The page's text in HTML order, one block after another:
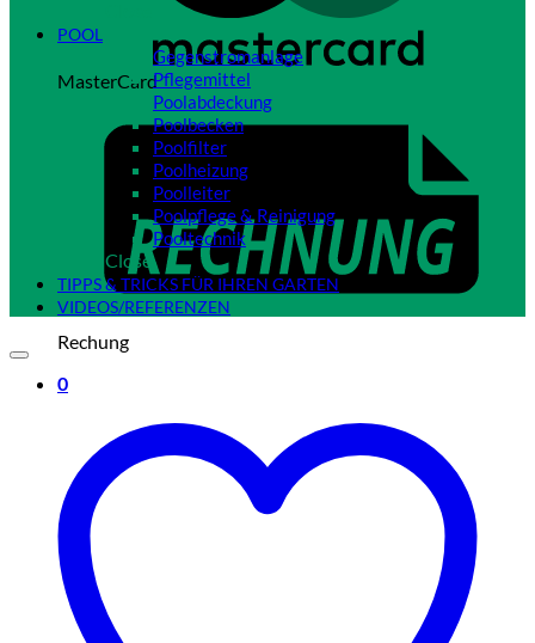
MasterCard
Rechung
0
POOL
Gegenstromanlage
Pflegemittel
Poolabdeckung
Poolbecken
Poolfilter
Poolheizung
Poolleiter
Poolpflege & Reinigung
Pooltechnik
Close
TIPPS & TRICKS FÜR IHREN GARTEN
VIDEOS/REFERENZEN